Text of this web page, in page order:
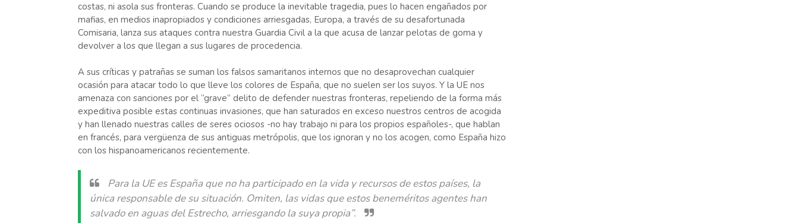
costas, ni asola sus fronteras. Cuando se produce la inevitable tragedia, pues lo hacen engañados por
mafias, en medios inapropiados y condiciones arriesgadas, Europa, a través de su desafortunada
Comisaria, lanza sus ataques contra nuestra Guardia Civil a la que acusa de lanzar pelotas de goma y
devolver a los que llegan a sus lugares de procedencia.
A sus críticas y patrañas se suman los falsos samaritanos internos que no desaprovechan cualquier
ocasión para atacar todo lo que lleve los colores de España, que no suelen ser los suyos. Y la UE nos
amenaza con sanciones por el “grave” delito de defender nuestras fronteras, repeliendo de la forma más
expeditiva posible estas continuas invasiones, que han saturados en exceso nuestros centros de acogida
y han llenado nuestras calles de seres ociosos -no hay trabajo ni para los propios españoles-, que hablan
en francés, para vergüenza de sus antiguas metrópolis, que los ignoran y no los acogen, como España hizo
con los hispanoamericanos recientemente.
Para la UE es España que no ha participado en la vida y recursos de estos países, la
única responsable de su situación. Omiten, las vidas que estos beneméritos agentes han
salvado en aguas del Estrecho, arriesgando la suya propia”.